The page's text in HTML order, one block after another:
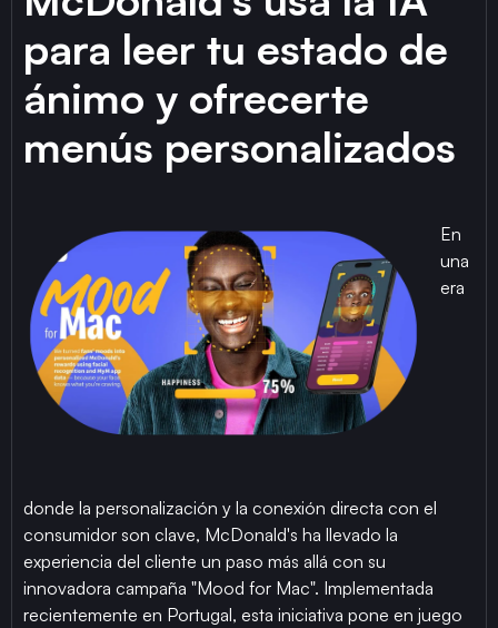
para leer tu estado de
ánimo y ofrecerte
menús personalizados
En
una
era
donde la personalización y la conexión directa con el
consumidor son clave, McDonald's ha llevado la
experiencia del cliente un paso más allá con su
innovadora campaña "Mood for Mac". Implementada
recientemente en Portugal, esta iniciativa pone en juego